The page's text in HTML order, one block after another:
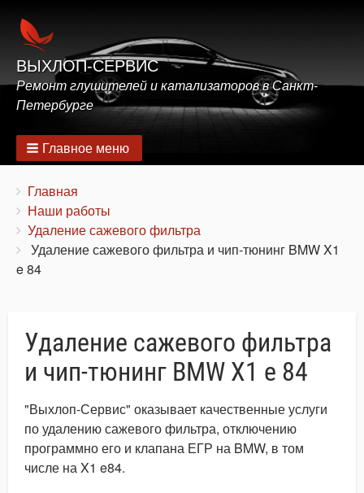
ВЫХЛОП-СЕРВИС
Ремонт глушителей и катализаторов в Санкт-
Петербурге
Главное меню
Строка
навигации
You
are
here:
Главная
Наши работы
Удаление сажевого фильтра
Удаление сажевого фильтра и чип-тюнинг BMW X1
e 84
Удаление сажевого фильтра
и чип-тюнинг BMW X1 e 84
"Выхлоп-Сервис" оказывает качественные услуги
по удалению сажевого фильтра, отключению
программно его и клапана ЕГР на BMW, в том
числе на X1 e84.